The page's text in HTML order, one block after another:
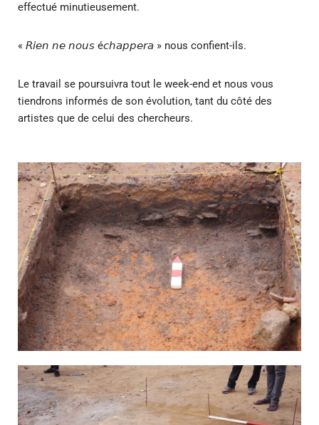
effectué minutieusement.
« 𝘙𝘪𝘦𝘯 𝘯𝘦 𝘯𝘰𝘶𝘴 é𝘤𝘩𝘢𝘱𝘱𝘦𝘳𝘢 » nous confient-ils.
Le travail se poursuivra tout le week-end et nous vous
tiendrons informés de son évolution, tant du côté des
artistes que de celui des chercheurs.